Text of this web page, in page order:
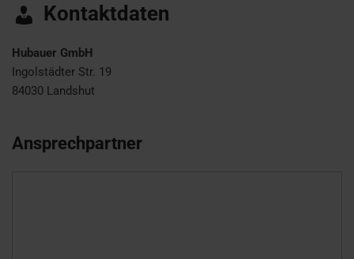
Kontaktdaten
Hubauer GmbH
Ingolstädter Str. 19
84030 Landshut
Ansprechpartner